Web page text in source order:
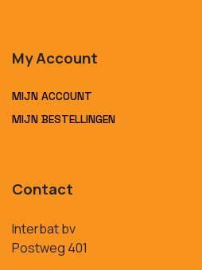
My Account
MIJN ACCOUNT
MIJN BESTELLINGEN
Contact
Interbat bv
Postweg 401